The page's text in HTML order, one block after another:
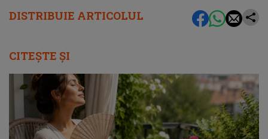
DISTRIBUIE ARTICOLUL
CITEȘTE ȘI